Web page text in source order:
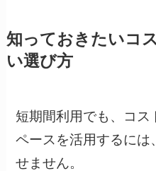
知っておきたいコ
い選び方
短期間利用でも、コス
ペースを活用するに
せません。